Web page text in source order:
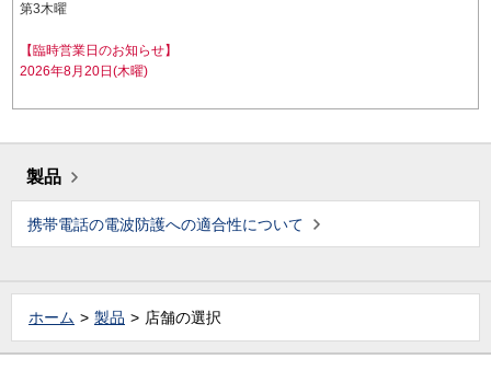
第3木曜
【臨時営業日のお知らせ】
2026年8月20日(木曜)
製品
携帯電話の電波防護への適合性について
ホーム 製品 店舗の選択